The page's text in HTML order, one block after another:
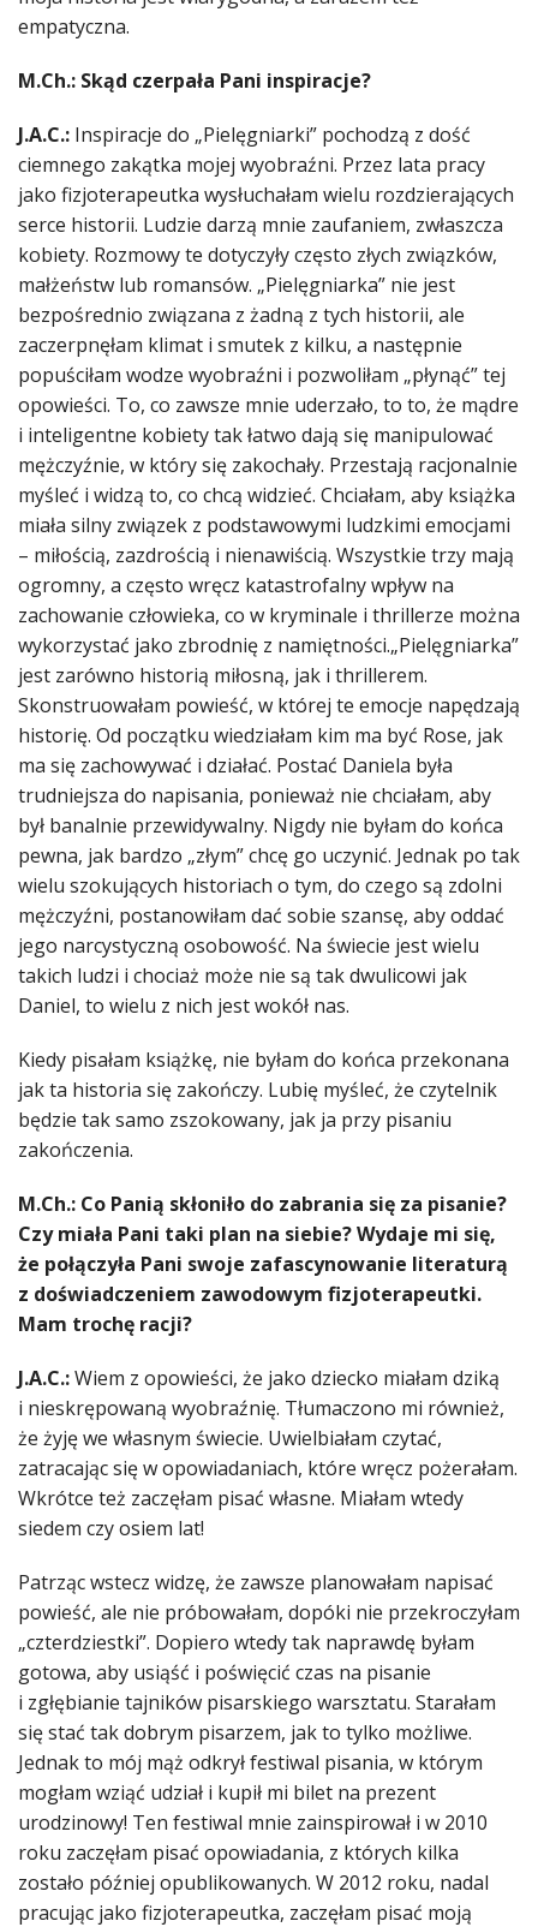
empatyczna.
M.Ch.: Skąd czerpała Pani inspiracje?
J.A.C.: Inspiracje do „Pielęgniarki” pochodzą z dość
ciemnego zakątka mojej wyobraźni. Przez lata pracy
jako fizjoterapeutka wysłuchałam wielu rozdzierających
serce historii. Ludzie darzą mnie zaufaniem, zwłaszcza
kobiety. Rozmowy te dotyczyły często złych związków,
małżeństw lub romansów. „Pielęgniarka” nie jest
bezpośrednio związana z żadną z tych historii, ale
zaczerpnęłam klimat i smutek z kilku, a następnie
popuściłam wodze wyobraźni i pozwoliłam „płynąć” tej
opowieści. To, co zawsze mnie uderzało, to to, że mądre
i inteligentne kobiety tak łatwo dają się manipulować
mężczyźnie, w który się zakochały. Przestają racjonalnie
myśleć i widzą to, co chcą widzieć. Chciałam, aby książka
miała silny związek z podstawowymi ludzkimi emocjami
– miłością, zazdrością i nienawiścią. Wszystkie trzy mają
ogromny, a często wręcz katastrofalny wpływ na
zachowanie człowieka, co w kryminale i thrillerze można
wykorzystać jako zbrodnię z namiętności.„Pielęgniarka”
jest zarówno historią miłosną, jak i thrillerem.
Skonstruowałam powieść, w której te emocje napędzają
historię. Od początku wiedziałam kim ma być Rose, jak
ma się zachowywać i działać. Postać Daniela była
trudniejsza do napisania, ponieważ nie chciałam, aby
był banalnie przewidywalny. Nigdy nie byłam do końca
pewna, jak bardzo „złym” chcę go uczynić. Jednak po tak
wielu szokujących historiach o tym, do czego są zdolni
mężczyźni, postanowiłam dać sobie szansę, aby oddać
jego narcystyczną osobowość. Na świecie jest wielu
takich ludzi i chociaż może nie są tak dwulicowi jak
Daniel, to wielu z nich jest wokół nas.
Kiedy pisałam książkę, nie byłam do końca przekonana
jak ta historia się zakończy. Lubię myśleć, że czytelnik
będzie tak samo zszokowany, jak ja przy pisaniu
zakończenia.
M.Ch.: Co Panią skłoniło do zabrania się za pisanie?
Czy miała Pani taki plan na siebie? Wydaje mi się,
że połączyła Pani swoje zafascynowanie literaturą
z doświadczeniem zawodowym fizjoterapeutki.
Mam trochę racji?
J.A.C.:Wiem z opowieści, że jako dziecko miałam dziką
i nieskrępowaną wyobraźnię. Tłumaczono mi również,
że żyję we własnym świecie. Uwielbiałam czytać,
zatracając się w opowiadaniach, które wręcz pożerałam.
Wkrótce też zaczęłam pisać własne. Miałam wtedy
siedem czy osiem lat!
Patrząc wstecz widzę, że zawsze planowałam napisać
powieść, ale nie próbowałam, dopóki nie przekroczyłam
„czterdziestki”. Dopiero wtedy tak naprawdę byłam
gotowa, aby usiąść i poświęcić czas na pisanie
i zgłębianie tajników pisarskiego warsztatu. Starałam
się stać tak dobrym pisarzem, jak to tylko możliwe.
Jednak to mój mąż odkrył festiwal pisania, w którym
mogłam wziąć udział i kupił mi bilet na prezent
urodzinowy! Ten festiwal mnie zainspirował i w 2010
roku zaczęłam pisać opowiadania, z których kilka
zostało później opublikowanych. W 2012 roku, nadal
pracując jako fizjoterapeutka, zaczęłam pisać moją